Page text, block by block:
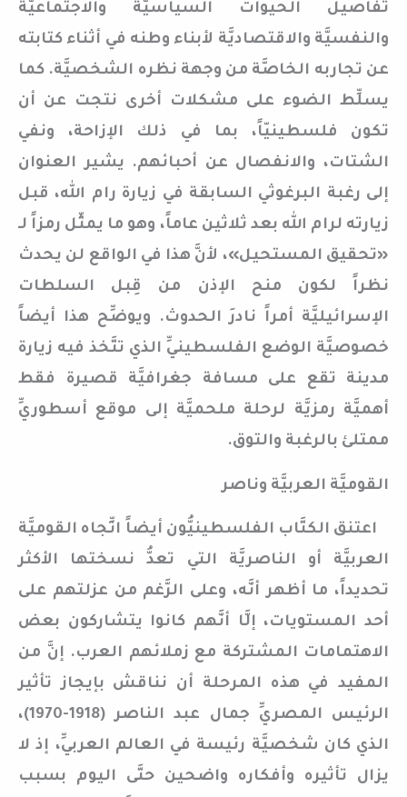
تفاصيل الحيوات السياسيَّة والاجتماعيَّة
والنفسيَّة والاقتصاديَّة لأبناء وطنه في أثناء كتابته
عن تجاربه الخاصَّة من وجهة نظره الشخصيَّة. كما
يسلِّط الضوء على مشكلات أخرى نتجت عن أن
تكون فلسطينيّاً، بما في ذلك الإزاحة، ونفي
الشتات، والانفصال عن أحبائهم. يشير العنوان
إلى رغبة البرغوثي السابقة في زيارة رام الله، قبل
زيارته لرام الله بعد ثلاثين عاماً، وهو ما يمثِّل رمزاً لـ
«تحقيق المستحيل»، لأنَّ هذا في الواقع لن يحدث
نظراً لكون منح الإذن من قِبل السلطات
الإسرائيليَّة أمراً نادرَ الحدوث. ويوضِّح هذا أيضاً
خصوصيَّة الوضع الفلسطينيِّ الذي تتَّخذ فيه زيارة
مدينة تقع على مسافة جغرافيَّة قصيرة فقط
أهميَّة رمزيَّة لرحلة ملحميَّة إلى موقع أسطوريِّ
ممتلئ بالرغبة والتوق.
القوميَّة العربيَّة وناصر
اعتنق الكتَّاب الفلسطينيُّون أيضاً اتِّجاه القوميَّة
العربيَّة أو الناصريَّة التي تعدُّ نسختها الأكثر
تحديداً، ما أظهر أنَّه، وعلى الرَّغم من عزلتهم على
أحد المستويات، إلَّا أنَّهم كانوا يتشاركون بعض
الاهتمامات المشتركة مع زملائهم العرب. إنَّ من
المفيد في هذه المرحلة أن نناقش بإيجاز تأثير
الرئيس المصريِّ جمال عبد الناصر (1918-1970)،
الذي كان شخصيَّة رئيسة في العالم العربيِّ، إذ لا
يزال تأثيره وأفكاره واضحين حتَّى اليوم بسبب